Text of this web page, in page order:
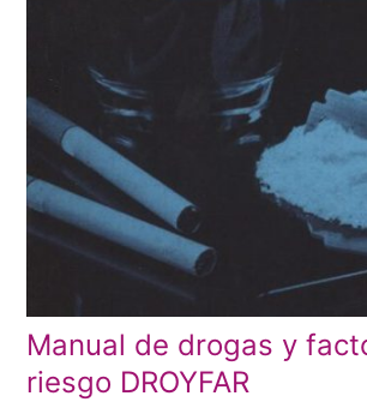
Manual de drogas y
riesgo DROYFAR